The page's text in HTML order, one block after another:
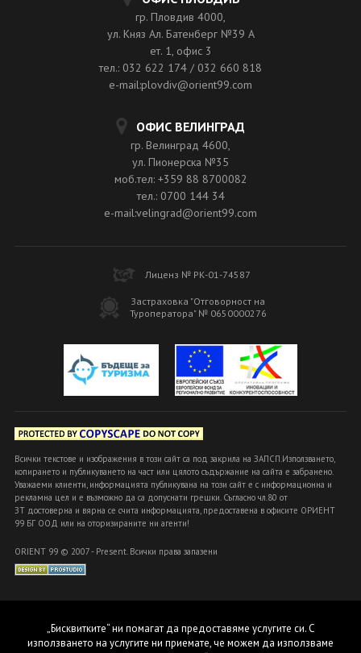
гр. Пловдив 4000,
ул. Княз Ал. Батенберг №39 A
ет. 1, офис 3
тел.: 032 622 174 / 032 660 818
e-mail:plovdiv@orient99.com
ОФИС ВЕЛИНГРАД
гр. Велинград 4600,
ул. Пионерска №35
моб.тел: +359 88 8700082
тел.: 0700 144 34
e-mail:velingrad@orient99.com
Лиценз № РК-01-74587
Застраховка "Отговорност на
Туроператора" № 0650000276
Всички текстове и изображения в този сайт са под закрила на ЗАПСП.Използването,
копирането и публикуването на част или цялото съдържание на сайта е забранено.
Уважаеми клиенти, информацията публикувана на този сайт е с информационна и
рекламна цел и е възможно да са допуснати грешки. Съгласно чл.80 от
ЗТ достоверна и вярна се счита информацията, предоставена в офисите ОРИЕНТ
99 БГ ООД или на оторизираните ни агенти!
ORIENT 99 © 2007 - Present. Всички права запазени
„Бисквитките“ ни помагат да предоставяме услугите си. С
използването на услугите ни приемате, че можем да използваме